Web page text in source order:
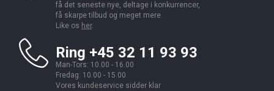
få det seneste nye, deltage i konkurrencer,
få skarpe tilbud og meget mere.
Like os her.
Ring +45 32 11 93 93
Man-Tors: 10.00 - 16.00
Fredag: 10.00 - 15.00
Vores kundeservice sidder klar